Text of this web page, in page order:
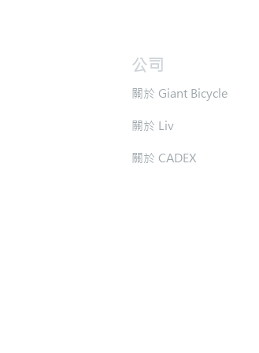
​公司
​關於 Giant Bicycle
​關於 Liv
​關於 CADEX